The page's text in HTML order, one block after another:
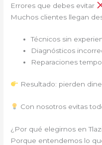
Errores que debes evitar
Muchos clientes llegan
Técnicos sin
Diagnósticos
Reparaciones
Resultado: pierden
Con nosotros evitas
¿Por qué elegirnos en
Porque entendemos lo